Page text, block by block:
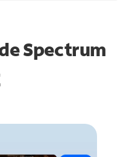
Spectrum